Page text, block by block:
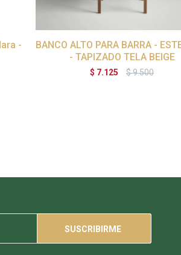
-
BANCO ALTO PARA BARRA -
- TAPIZADO TELA BEIGE
$ 7.125 $9.500
SUSCRIBIRME